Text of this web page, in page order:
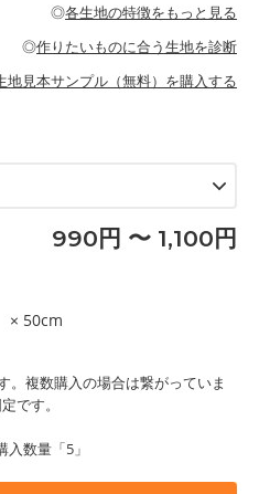
クロスなどの暮らしのアイテム
のボトムス
・ポーチ・ペンケースなどの布
ます。
◎各生地の特徴をもっと見る
◎作りたいものに合う生地を診断
地見本サンプル（無料）を購入する
990円 〜 1,100円
× 50cm
。複数購入の場合は繋がっていま
です。
数量「5」